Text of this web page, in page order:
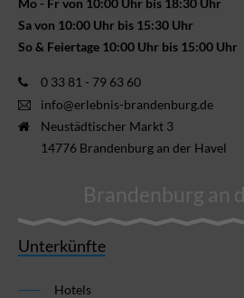
Sa von 10:00 Uhr bis 15:30 Uhr
So & Feiertage 10:00 Uhr bis 15:00 Uhr
0 33 81 - 79 63 60
info@erlebnis-brandenburg.de
Neustädtischer Markt 3
14776 Brandenburg an der Havel
Brandenburg an
Unterkünfte
Hotels